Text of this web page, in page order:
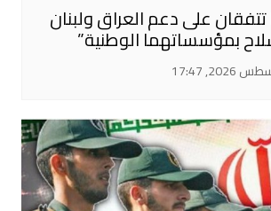
تتفقان على دعم العراق ولبنان
بمؤسساتهما الوطنية”